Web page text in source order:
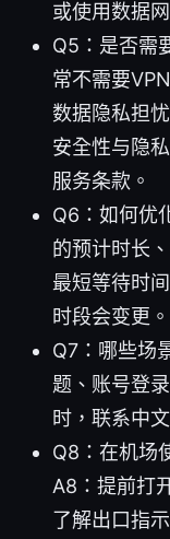
或使用数据
Q5：是否需
常不需要
数据隐私担
安全性与隐
服务条款。
Q6：如何优
的预计时长
最短等待时
时段会变更。
Q7：哪些场
题、账号登
时，联系中
Q8：在机场
A8：提前打
了解出口指